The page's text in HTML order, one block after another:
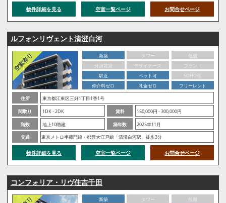
物件詳細を見る 空室一覧ページ お問合せページ
ルフォンリヴェント清澄白河
新築 タワー
低層
分譲賃貸
デザイナーズ
ブランド
駅近
ペット可
SOHO可
仲介料ゼロ
礼金ゼロ
フリーレント
住所
東京都江東区三好1丁目1番1号
間取り
1DK - 2DK 賃料
150,000円 - 300,000円
階数
地上10階建 築年数
2025年11月
交通
東京メトロ半蔵門線・都営大江戸線「清澄白河駅」徒歩3分
物件詳細を見る 空室一覧ページ お問合せページ
コンフォリア・リヴ住吉千田
新築 タワー
低層